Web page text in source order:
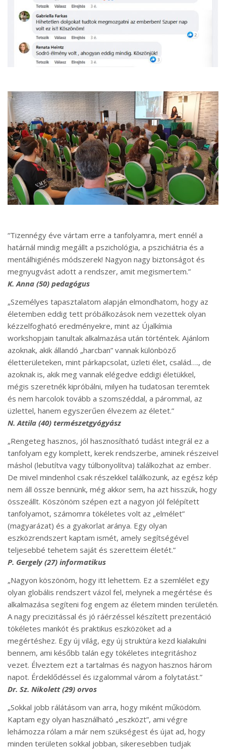
“Tizennégy éve vártam erre a tanfolyamra, mert ennél a
határnál mindig megállt a pszichológia, a pszichiátria és a
mentálhigiénés módszerek! Nagyon nagy biztonságot és
megnyugvást adott a rendszer, amit megismertem.”
K. Anna (50) pedagógus
„Személyes tapasztalatom alapján elmondhatom, hogy az
életemben eddig tett próbálkozások nem vezettek olyan
kézzelfogható eredményekre, mint az Újalkímia
workshopjain tanultak alkalmazása után történtek. Ajánlom
azoknak, akik állandó „harcban” vannak különböző
életterületeken, mint párkapcsolat, üzleti élet, család…., de
azoknak is, akik meg vannak elégedve eddigi életükkel,
mégis szeretnék kipróbálni, milyen ha tudatosan teremtek
és nem harcolok tovább a szomszéddal, a párommal, az
üzlettel, hanem egyszerűen élvezem az életet.”
N. Attila (40) természetgyógyász
„Rengeteg hasznos, jól hasznosítható tudást integrál ez a
tanfolyam egy komplett, kerek rendszerbe, aminek részeivel
máshol (lebutítva vagy túlbonyolítva) találkozhat az ember.
De mivel mindenhol csak részekkel találkozunk, az egész kép
nem áll össze bennünk, még akkor sem, ha azt hisszük, hogy
összeállt. Köszönöm szépen ezt a nagyon jól felépített
tanfolyamot, számomra tökéletes volt az „elmélet”
(magyarázat) és a gyakorlat aránya. Egy olyan
eszközrendszert kaptam ismét, amely segítségével
teljesebbé tehetem saját és szeretteim életét.”
P. Gergely (27) informatikus
„Nagyon köszönöm, hogy itt lehettem. Ez a szemlélet egy
olyan globális rendszert vázol fel, melynek a megértése és
alkalmazása segíteni fog engem az életem minden területén.
A nagy precizitással és jó ráérzéssel készített prezentáció
tökéletes mankót és praktikus eszközöket ad a
megértéshez. Egy új világ, egy új struktúra kezd kialakulni
bennem, ami később talán egy tökéletes integritáshoz
vezet. Élveztem ezt a tartalmas és nagyon hasznos három
napot. Érdeklődéssel és izgalommal várom a folytatást.”
Dr. Sz. Nikolett (29) orvos
„Sokkal jobb rálátásom van arra, hogy miként működöm.
Kaptam egy olyan használható „eszközt”, ami végre
lehámozza rólam a már nem szükségest és újat ad, hogy
minden területen sokkal jobban, sikeresebben tudjak